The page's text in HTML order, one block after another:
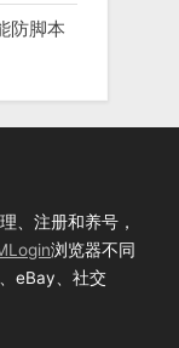
防脚本
、注册和养号，
浏览器不同
eBay、社交